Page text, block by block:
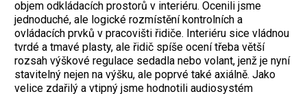
objem odkládacích prostorů v interiéru. Ocenili jsme
jednoduché, ale logické rozmístění kontrolních a
ovládacích prvků v pracovišti řidiče. Interiéru sice vládnou
tvrdé a tmavé plasty, ale řidič spíše ocení třeba větší
rozsah výškové regulace sedadla nebo volant, jenž je nyní
stavitelný nejen na výšku, ale poprvé také axiálně. Jako
velice zdařilý a vtipný jsme hodnotili audiosystém